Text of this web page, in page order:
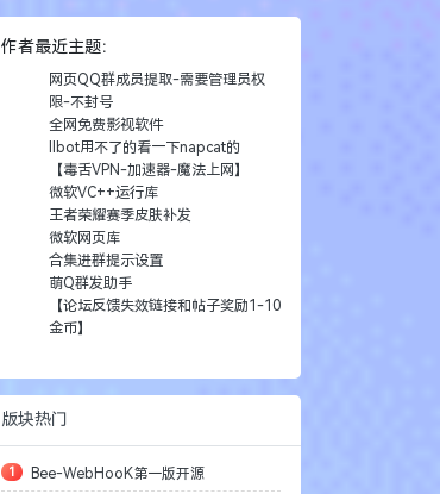
作者最近主题：
网页QQ群成员提取-需要管理员权
限-不封号
全网免费影视软件
llbot用不了的看一下napcat的
【毒舌VPN-加速器-魔法上网】
微软VC++运行库
王者荣耀赛季皮肤补发
微软网页库
合集进群提示设置
萌Q群发助手
【论坛反馈失效链接和帖子奖励1-10
金币】
版块热门
1 Bee-WebHooK第一版开源